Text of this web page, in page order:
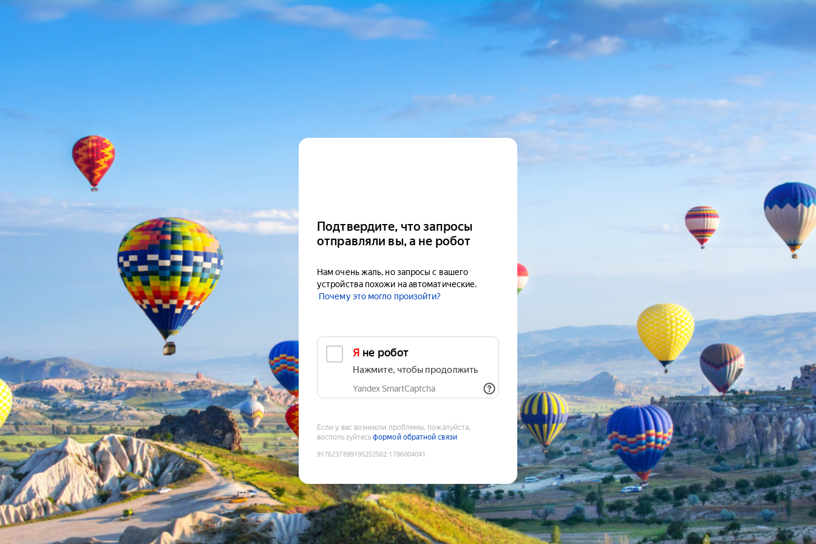
Подтвердите, что запросы
отправляли вы, а не робот
Нам очень жаль, но запросы с вашего
устройства похожи на автоматические.
Почему это могло произойти?
Я не робот
Нажмите, чтобы продолжить
Yandex SmartCaptcha
Если у вас возникли проблемы, пожалуйста,
воспользуйтесьформой обратной связи
9176237899195252502:1786004041